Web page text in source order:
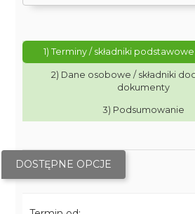
1) Terminy / składniki
2) Dane osobowe / składniki
dokumenty
3) Podsumowanie
DOSTĘPNE OPCJE